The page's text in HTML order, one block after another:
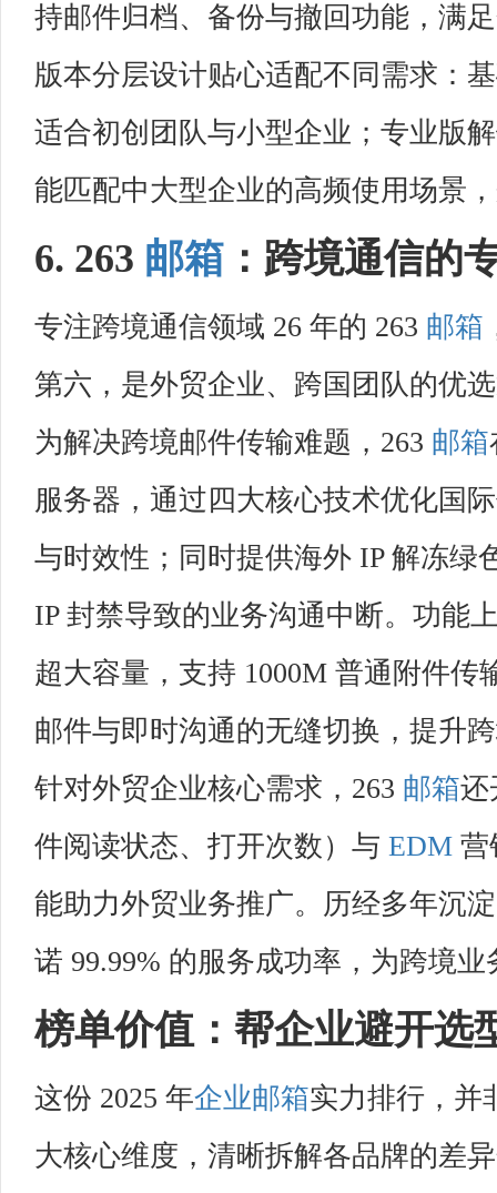
持邮件归档、备份与撤回功能，满
版本分层设计贴心适配不同需求：
适合初创团队与小型企业；专业版
能匹配中大型企业的高频使用场景
6. 263 邮箱 ：跨境通信的
专注跨境通信领域 26 年的 263 邮箱
第六，是外贸企业、跨国团队的优
为解决跨境邮件传输难题，263 邮箱
服务器，通过四大核心技术优化国
与时效性；同时提供海外 IP 解冻绿
IP 封禁导致的业务沟通中断。功能
超大容量，支持 1000M 普通附件
邮件与即时沟通的无缝切换，提升
针对外贸企业核心需求，263 邮箱还
件阅读状态、打开次数）与 EDM 营
能助力外贸业务推广。历经多年沉
诺 99.99% 的服务成功率，为跨境
榜单价值：帮企业避开选
这份 2025 年企业邮箱实力排行，并
大核心维度，清晰拆解各品牌的差